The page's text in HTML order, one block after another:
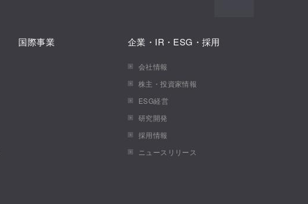
国際事業 企業・IR・ESG・採用
会社情報
株主・投資家情報
ESG経営
研究開発
採用情報
ニュースリリース